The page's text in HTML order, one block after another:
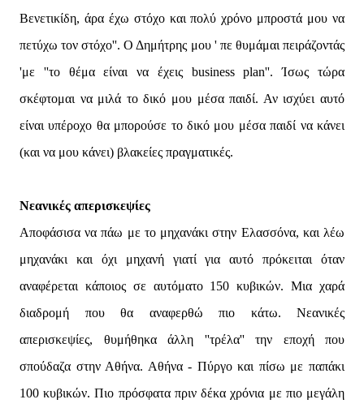
Βενετικίδη, άρα έχω στόχο και πολύ χρόνο μπροστά μου να
πετύχω τον στόχο''. Ο Δημήτρης μου ' πε θυμάμαι πειράζοντάς
'με ''το θέμα είναι να έχεις business plan''. Ίσως τώρα
σκέφτομαι να μιλά το δικό μου μέσα παιδί. Αν ισχύει αυτό
είναι υπέροχο θα μπορούσε το δικό μου μέσα παιδί να κάνει
(και να μου κάνει) βλακείες πραγματικές.
Νεανικές απερισκεψίες
Αποφάσισα να πάω με το μηχανάκι στην Ελασσόνα, και λέω
μηχανάκι και όχι μηχανή γιατί για αυτό πρόκειται όταν
αναφέρεται κάποιος σε αυτόματο 150 κυβικών. Μια χαρά
διαδρομή που θα αναφερθώ πιο κάτω. Νεανικές
απερισκεψίες, θυμήθηκα άλλη ''τρέλα'' την εποχή που
σπούδαζα στην Αθήνα. Αθήνα - Πύργο και πίσω με παπάκι
100 κυβικών. Πιο πρόσφατα πριν δέκα χρόνια με πιο μεγάλη